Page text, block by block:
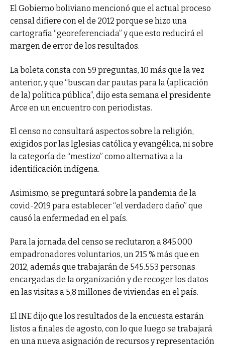
El Gobierno boliviano mencionó que el actual proceso
censal difiere con el de 2012 porque se hizo una
cartografía “georeferenciada” y que esto reducirá el
margen de error de los resultados.
La boleta consta con 59 preguntas, 10 más que la vez
anterior, y que “buscan dar pautas para la (aplicación
de la) política pública”, dijo esta semana el presidente
Arce en un encuentro con periodistas.
El censo no consultará aspectos sobre la religión,
exigidos por las Iglesias católica y evangélica, ni sobre
la categoría de “mestizo” como alternativa a la
identificación indígena.
Asimismo, se preguntará sobre la pandemia de la
covid-2019 para establecer “el verdadero daño” que
causó la enfermedad en el país.
Para la jornada del censo se reclutaron a 845.000
empadronadores voluntarios, un 215 % más que en
2012, además que trabajarán de 545.553 personas
encargadas de la organización y de recoger los datos
en las visitas a 5,8 millones de viviendas en el país.
El INE dijo que los resultados de la encuesta estarán
listos a finales de agosto, con lo que luego se trabajará
en una nueva asignación de recursos y representación